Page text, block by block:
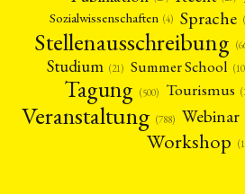
Sozialwissenschaften (4) Sprache
Stellenausschreibung
Studium (21) Summer School
Tagung (500) Tourismus
Veranstaltung (788) Webinar
Workshop